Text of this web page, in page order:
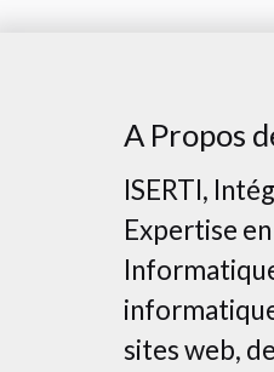
A Propos
ISERTI,
Expertise
sites web,